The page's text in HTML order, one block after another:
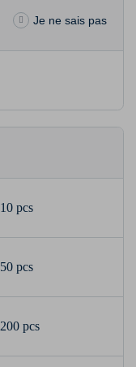
Je ne sais pas
10 pcs
50 pcs
200 pcs